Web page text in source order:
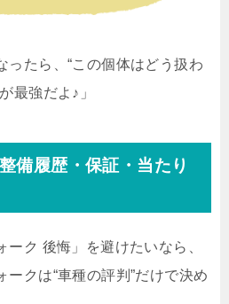
ったら、“この個体はどう扱わ
最強だよ♪」
備履歴・保証・当たり
ーク 後悔」を避けたいなら、
ークは“車種の評判”だけで決め